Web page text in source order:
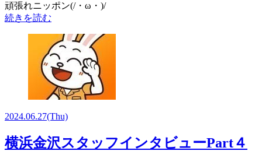
頑張れニッポン(/・ω・)/
続きを読む
2024.06.27(Thu)
横浜金沢スタッフインタビューPart４